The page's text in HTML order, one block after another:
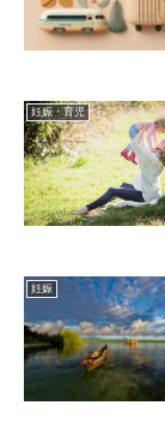
妊娠・育児
妊娠